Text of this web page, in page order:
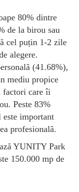
80% dintre
de la birou sau
cel puțin 1-2 zile
alegere.
(41.68%),
mediu propice
factori care îi
Peste 83%
este important
profesională.
YUNITY Park
150.000 mp de